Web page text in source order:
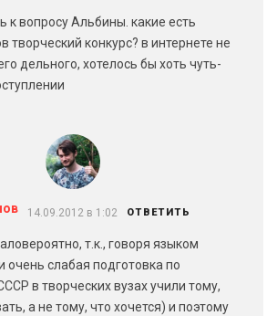
к вопросу Альбины. какие есть
творческий конкурс? в интернете не
дельного, хотелось бы хоть чуть-
14.09.2012 в 1:02 ОТВЕТИТЬ
т.к., говоря языком
очень слабая подготовка по
в творческих вузах учили тому,
а не тому, что хочется) и поэтому